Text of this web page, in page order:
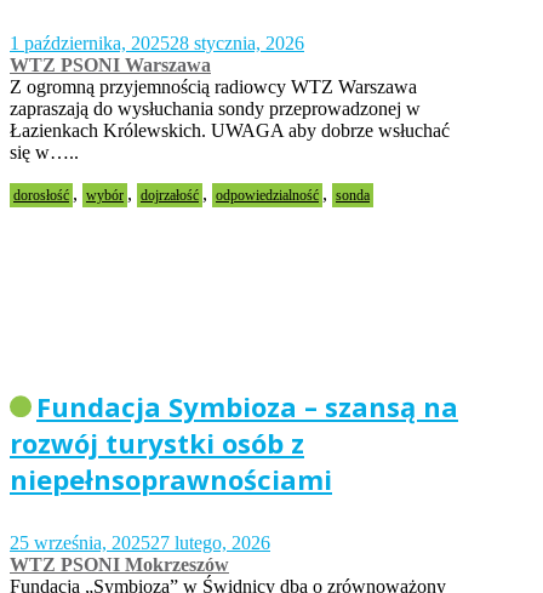
1 października, 202528 stycznia, 2026
WTZ PSONI Warszawa
Z ogromną przyjemnością radiowcy WTZ Warszawa
zapraszają do wysłuchania sondy przeprowadzonej w
Łazienkach Królewskich. UWAGA aby dobrze wsłuchać
się w…..
dorosłość , wybór , dojrzałość , odpowiedzialność , sonda
Fundacja Symbioza – szansą na
rozwój turystki osób z
niepełnsoprawnościami
25 września, 202527 lutego, 2026
WTZ PSONI Mokrzeszów
Fundacja „Symbioza” w Świdnicy dba o zrównoważony